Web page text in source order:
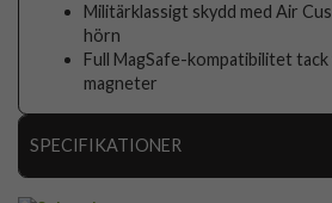
Militärklassigt skydd med Air
hörn
Full MagSafe-kompatibilitet tack
magneter
SPECIFIKATIONER